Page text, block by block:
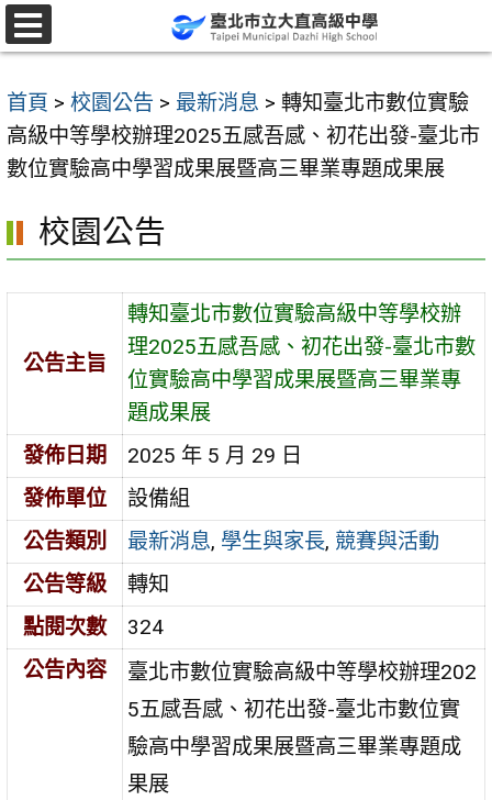
跳
至
要
內
容
首頁 > 校園公告 > 最新消息 > 轉知臺北市數位實驗
高級中等學校辦理2025五感吾感、初花出發-臺北市
數位實驗高中學習成果展暨高三畢業專題成果展
校園公告
公告主旨
轉知臺北市數位實驗高級中等學校辦
理2025五感吾感、初花出發-臺北市數
位實驗高中學習成果展暨高三畢業專
題成果展
發佈日期
2025 年 5 月 29 日
發佈單位
設備組
公告類別
最新消息, 學生與家長, 競賽與活動
公告等級
轉知
點閱次數
324
公告內容
臺北市數位實驗高級中等學校辦理202
5五感吾感、初花出發-臺北市數位實
驗高中學習成果展暨高三畢業專題成
果展
選
單